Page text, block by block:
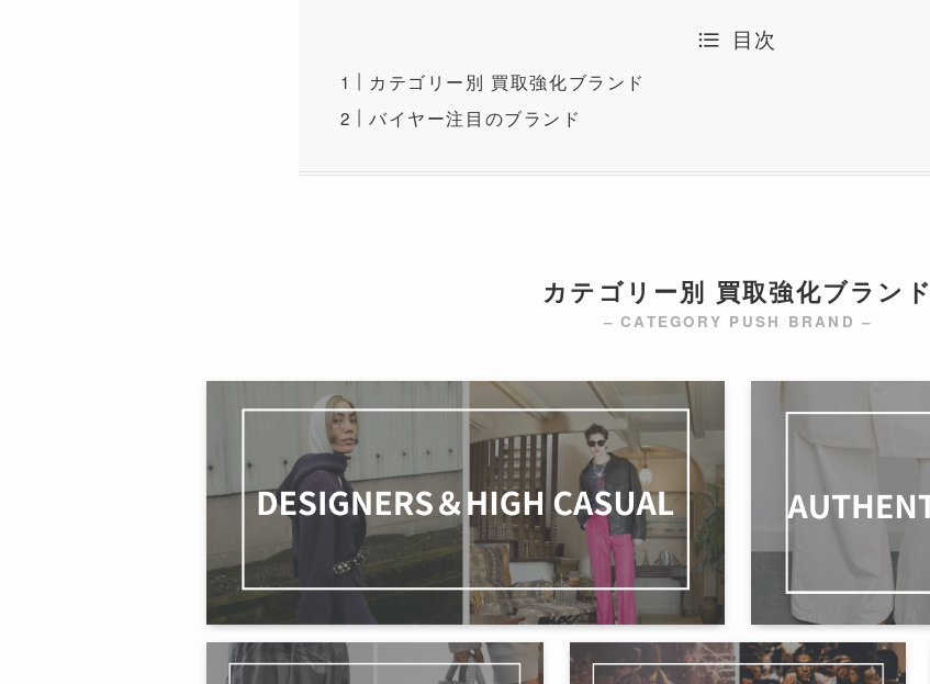
目次
カテゴリー別 買取強化ブランド
バイヤー注目のブランド
カテゴリー別 買取強化ブランド
– CATEGORY PUSH BRAND –